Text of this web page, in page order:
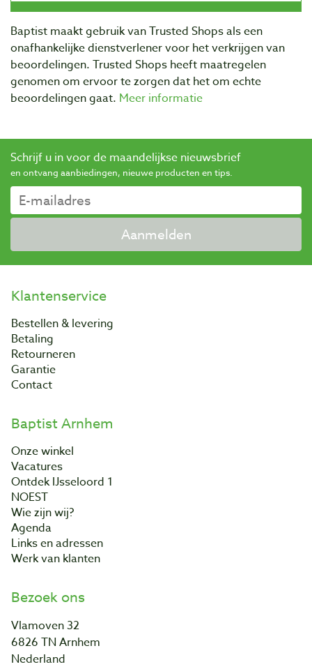
Baptist maakt gebruik van Trusted Shops als een
onafhankelijke dienstverlener voor het verkrijgen van
beoordelingen. Trusted Shops heeft maatregelen
genomen om ervoor te zorgen dat het om echte
beoordelingen gaat. Meer informatie
Schrijf u in voor de maandelijkse nieuwsbrief
en ontvang aanbiedingen, nieuwe producten en tips.
Aanmelden
Klantenservice
Bestellen & levering
Betaling
Retourneren
Garantie
Contact
Baptist Arnhem
Onze winkel
Vacatures
Ontdek IJsseloord 1
NOEST
Wie zijn wij?
Agenda
Links en adressen
Werk van klanten
Bezoek ons
Vlamoven 32
6826 TN Arnhem
Nederland